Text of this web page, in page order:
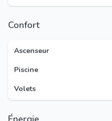
Confort
Ascenseur
Piscine
Volets